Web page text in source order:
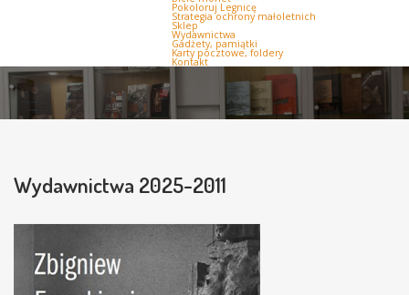
Pokoloruj Legnicę
Strategia ochrony małoletnich
Sklep
Wydawnictwa
Gadżety, pamiątki
Karty pocztowe, foldery
Kontakt
Wydawnictwa 2025-2011